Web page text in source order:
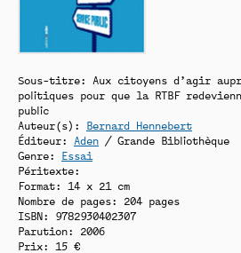
Sous-titre: Aux citoyens d’agir
politiques pour que la RTBF
public
Auteur(s): Bernard Hennebert
Éditeur: Aden / Grande Bibliothèque
Genre: Essai
Péritexte:
Format: 14 x 21 cm
Nombre de pages: 204 pages
ISBN: 9782930402307
Parution: 2006
Prix: 15 €